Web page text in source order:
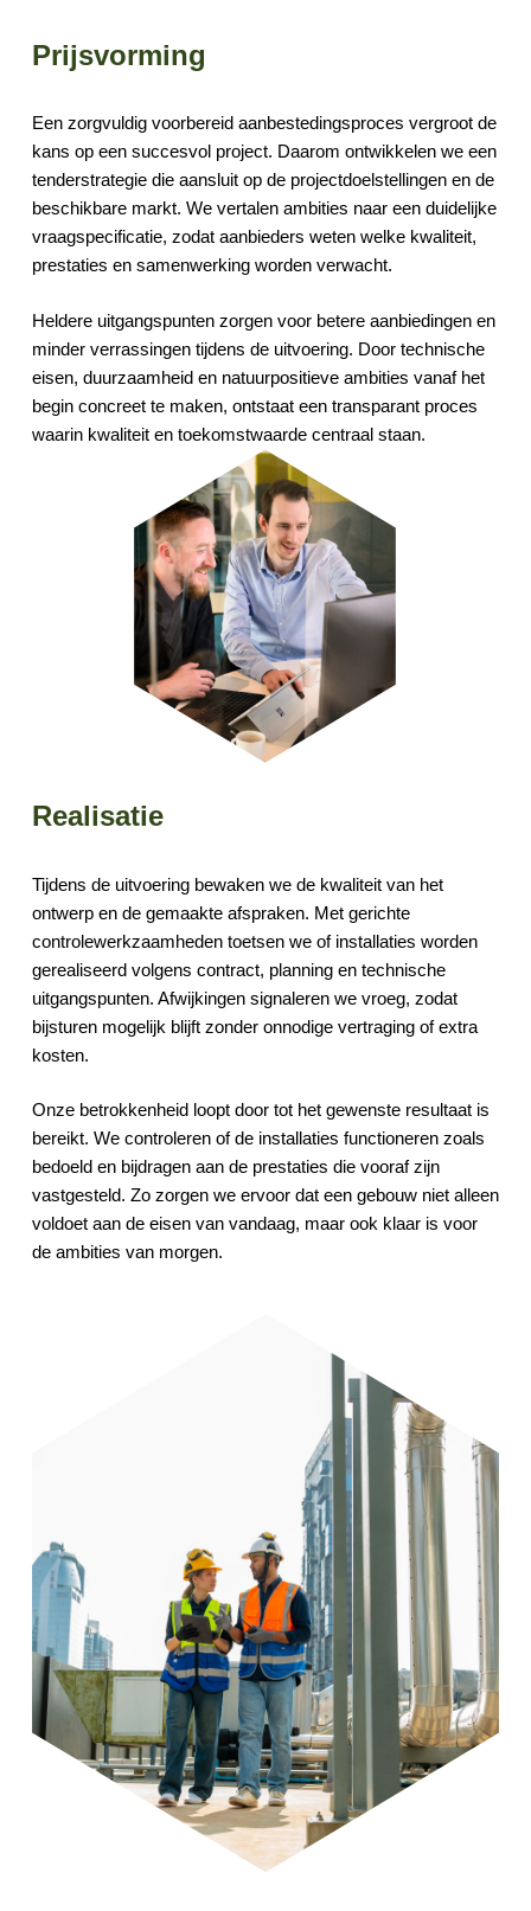
Prijsvorming
Een zorgvuldig voorbereid aanbestedingsproces vergroot de
kans op een succesvol project. Daarom ontwikkelen we een
tenderstrategie die aansluit op de projectdoelstellingen en de
beschikbare markt. We vertalen ambities naar een duidelijke
vraagspecificatie, zodat aanbieders weten welke kwaliteit,
prestaties en samenwerking worden verwacht.
Heldere uitgangspunten zorgen voor betere aanbiedingen en
minder verrassingen tijdens de uitvoering. Door technische
eisen, duurzaamheid en natuurpositieve ambities vanaf het
begin concreet te maken, ontstaat een transparant proces
waarin kwaliteit en toekomstwaarde centraal staan.
Realisatie
Tijdens de uitvoering bewaken we de kwaliteit van het
ontwerp en de gemaakte afspraken. Met gerichte
controlewerkzaamheden toetsen we of installaties worden
gerealiseerd volgens contract, planning en technische
uitgangspunten. Afwijkingen signaleren we vroeg, zodat
bijsturen mogelijk blijft zonder onnodige vertraging of extra
kosten.
Onze betrokkenheid loopt door tot het gewenste resultaat is
bereikt. We controleren of de installaties functioneren zoals
bedoeld en bijdragen aan de prestaties die vooraf zijn
vastgesteld. Zo zorgen we ervoor dat een gebouw niet alleen
voldoet aan de eisen van vandaag, maar ook klaar is voor
de ambities van morgen.